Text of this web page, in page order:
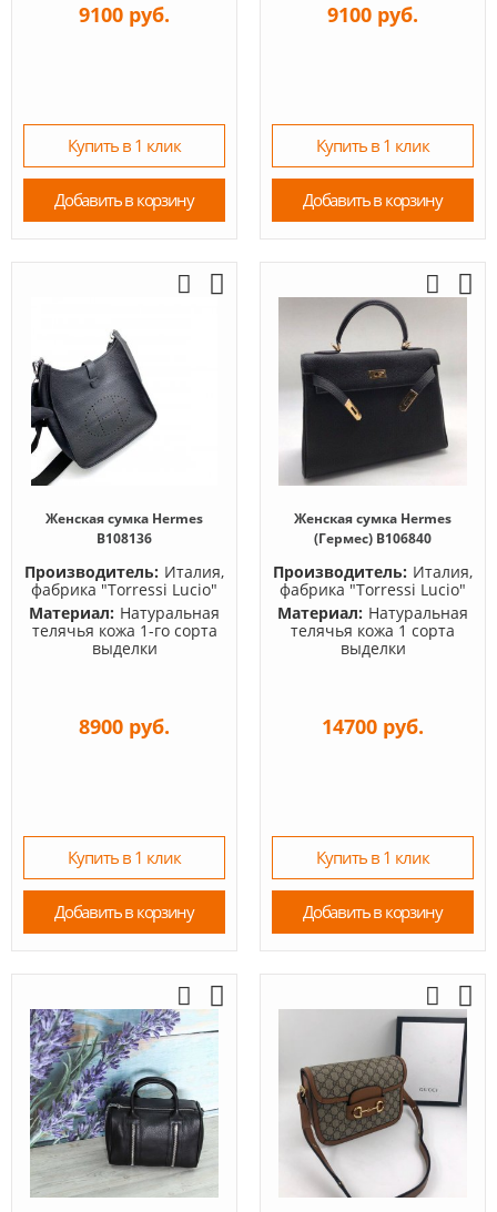
9100 руб.
Купить в 1 клик
Добавить в корзину
9100 руб.
Купить в 1 клик
Добавить в корзину
Женская сумка Hermes
B108136
Производитель: Италия,
фабрика "Torressi Lucio"
Материал: Натуральная
телячья кожа 1-го сорта
выделки
8900 руб.
Купить в 1 клик
Добавить в корзину
Женская сумка Hermes
(Гермес) B106840
Производитель: Италия,
фабрика "Torressi Lucio"
Материал: Натуральная
телячья кожа 1 сорта
выделки
14700 руб.
Купить в 1 клик
Добавить в корзину